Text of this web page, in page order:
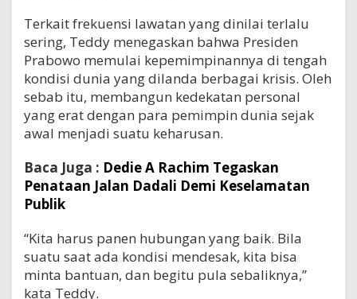
Terkait frekuensi lawatan yang dinilai terlalu
sering, Teddy menegaskan bahwa Presiden
Prabowo memulai kepemimpinannya di tengah
kondisi dunia yang dilanda berbagai krisis. Oleh
sebab itu, membangun kedekatan personal
yang erat dengan para pemimpin dunia sejak
awal menjadi suatu keharusan.
Baca Juga : Dedie A Rachim Tegaskan
Penataan Jalan Dadali Demi Keselamatan
Publik
“Kita harus panen hubungan yang baik. Bila
suatu saat ada kondisi mendesak, kita bisa
minta bantuan, dan begitu pula sebaliknya,”
kata Teddy.